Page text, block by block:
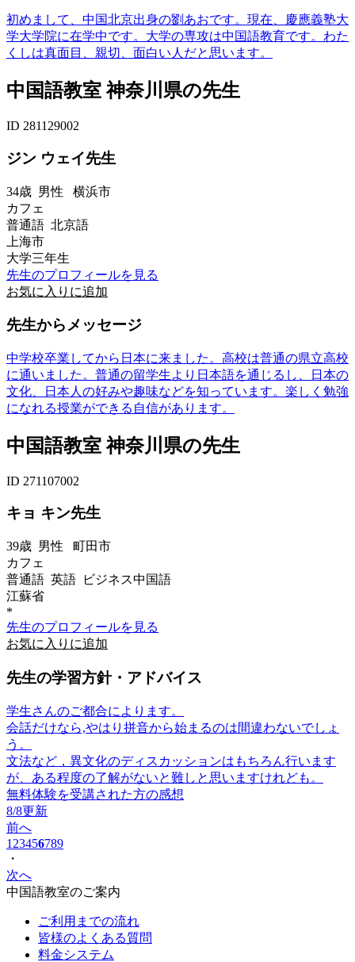
初めまして、中国北京出身の劉あおです。現在、慶應義塾大
学大学院に在学中です。大学の専攻は中国語教育です。わた
くしは真面目、親切、面白い人だと思います。
中国語教室 神奈川県の先生
ID 281129002
ジン ウェイ先生
34歳 男性 横浜市
カフェ
普通語 北京語
上海市
大学三年生
先生のプロフィールを見る
お気に入りに追加
先生からメッセージ
中学校卒業してから日本に来ました。高校は普通の県立高校
に通いました。普通の留学生より日本語を通じるし、日本の
文化、日本人の好みや趣味などを知っています。楽しく勉強
になれる授業ができる自信があります。
中国語教室 神奈川県の先生
ID 271107002
キョ キン先生
39歳 男性 町田市
カフェ
普通語 英語 ビジネス中国語
江蘇省
*
先生のプロフィールを見る
お気に入りに追加
先生の学習方針・アドバイス
学生さんのご都合によります。
会話だけなら,やはり拼音から始まるのは間違わないでしょ
う。
文法など，異文化のディスカッションはもちろん行います
が、ある程度の了解がないと難しと思いますけれども。
無料体験を受講された方の感想
8/8更新
前へ
1 23456789
・
次へ
中国語教室のご案内
ご利用までの流れ
皆様のよくある質問
料金システム